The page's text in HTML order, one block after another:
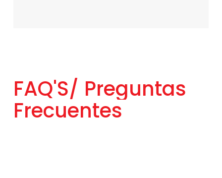
FAQ'S/ Preguntas
Frecuentes